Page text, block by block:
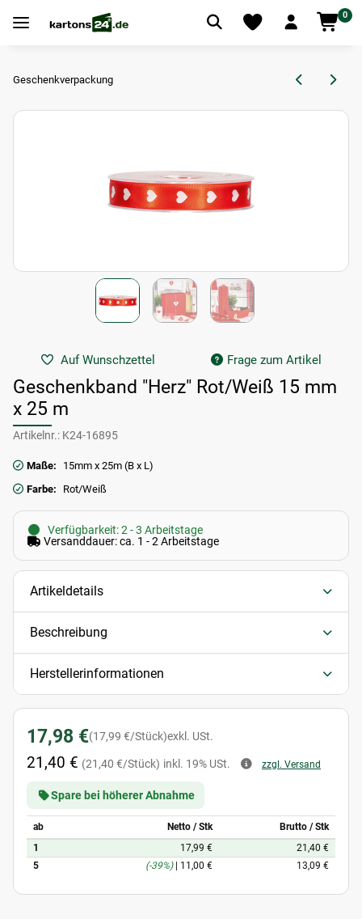
0
Geschenkverpackung
Auf Wunschzettel Frage zum Artikel
Geschenkband "Herz" Rot/Weiß 15 mm
x 25 m
Artikelnr.: K24-16895
Maße:
15mm x 25m (B x L)
Farbe:
Rot/Weiß
Verfügbarkeit: 2 - 3 Arbeitstage
Versanddauer: ca. 1 - 2 Arbeitstage
Artikeldetails
Beschreibung
Herstellerinformationen
17,98 €(17,99 €/Stück)exkl. USt.
21,40 € (21,40 €/Stück) inkl. 19% USt. zzgl. Versand
Spare bei höherer Abnahme
ab Netto / Stk
Brutto / Stk
1
17,99 €
21,40 €
5
(-39%) 11,00 € 13,09 €